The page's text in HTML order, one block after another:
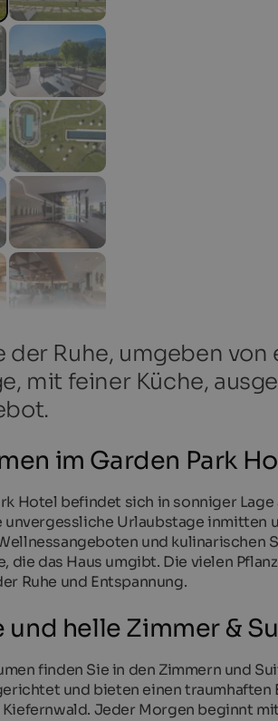
der Ruhe, umgeben
mit feiner Küche,
im Garden Park
Hotel befindet sich in sonniger
unvergessliche Urlaubstage inmitten
und kulinarischen
die das Haus umgibt. Die vielen
Ruhe und Entspannung.
und helle Zimmer &
finden Sie in den Zimmern und
und bieten einen traumhaften
Jeder Morgen beginnt